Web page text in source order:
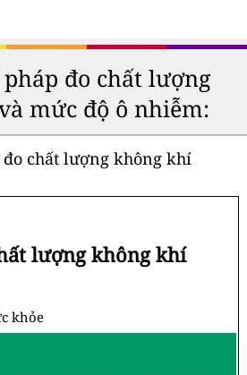
đo chất lượng
mức độ ô nhiễm:
đo chất lượng không khí
lượng không khí
khỏe